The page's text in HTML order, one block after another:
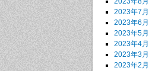
2023年7月
2023年6月
2023年5月
2023年4月
2023年3月
2023年2月